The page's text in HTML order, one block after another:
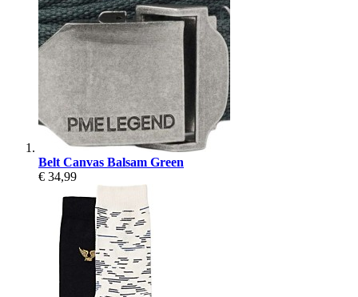
Belt Canvas Balsam Green
€ 34,99